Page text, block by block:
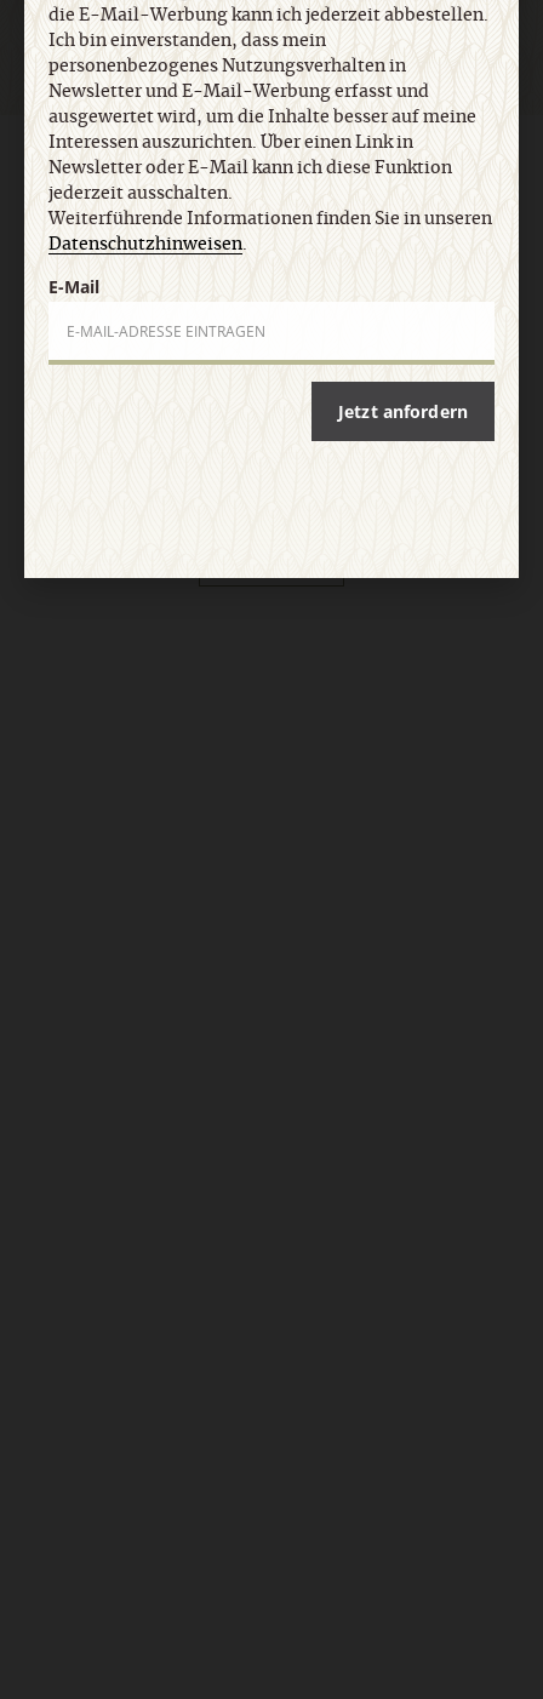
AGB und Widerrufsbelehrung Datenschutz
Barrierefreiheit
Vertrag widerrufen
die E-Mail-Werbung kann ich jederzeit abbestellen.
Ich bin einverstanden, dass mein
personenbezogenes Nutzungsverhalten in
Newsletter und E-Mail-Werbung erfasst und
ausgewertet wird, um die Inhalte besser auf meine
Interessen auszurichten. Über einen Link in
Newsletter oder E-Mail kann ich diese Funktion
jederzeit ausschalten.
Weiterführende Informationen finden Sie in unseren
Datenschutzhinweisen.
E-Mail
Jetzt anfordern